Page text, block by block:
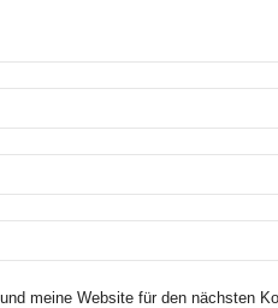
meine Website für den nächsten